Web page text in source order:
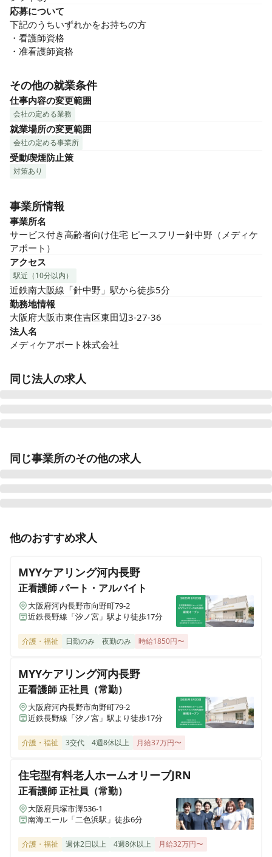
応募について
下記のうちいずれかをお持ちの方
・看護師資格
・准看護師資格
その他の就業条件
仕事内容の変更範囲
会社の定める業務
就業場所の変更範囲
会社の定める事業所
受動喫煙防止策
対策あり
事業所情報
事業所名
サービス付き高齢者向け住宅 ピースフリー針中野（メディケ
アポート）
アクセス
駅近（10分以内）
近鉄南大阪線「針中野」駅から徒歩5分
勤務地情報
大阪府大阪市東住吉区東田辺3-27-36
法人名
メディケアポート株式会社
同じ法人の求人
アポート）
大阪府豊中市中桜塚5-3-45
大阪府大阪市西区北堀江1-1-18四ツ橋イーストビル4階
メディケア訪問看護ステーション
大阪府大阪市旭区清水4-9-4プレアール清水1A
サービス付き高齢者向け住宅 ピースフリー箕面（メディケ
大阪府箕面市半町2-4-2
住宅型有料老人ホーム24かんご生江(メディケアポート)
大阪府大阪市旭区生江3丁目3-15
ィケアポート）
大阪府岸和田市磯上町4-21-33
住宅型有料老人ホーム２４かんご夏見台(仮称)(メディケア
ポート)
同じ事業所のその他の求人
正看護師 正社員（常勤）
看護師｜正社員｜サービス付き高齢者向け住宅 ピースフ
准看護師 正社員（常勤）
看護師｜正社員｜サービス付き高齢者向け住宅 ピースフ
リー針中野
他のおすすめ求人
MYYケアリング河内長野
正看護師パート・アルバイト
大阪府河内長野市向野町79-2
近鉄長野線「汐ノ宮」駅より徒歩17分
介護・福祉 日勤のみ 夜勤のみ 時給1850円〜
MYYケアリング河内長野
正看護師正社員（常勤）
大阪府河内長野市向野町79-2
近鉄長野線「汐ノ宮」駅より徒歩17分
介護・福祉 3交代 4週8休以上 月給37万円〜
住宅型有料老人ホームオリーブJRN
正看護師正社員（常勤）
大阪府貝塚市澤536-1
南海エール「二色浜駅」徒歩6分
介護・福祉 週休2日以上 4週8休以上 月給32万円〜